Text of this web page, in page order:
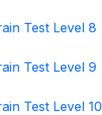
Test Level 8
Test Level 9
Test Level 10